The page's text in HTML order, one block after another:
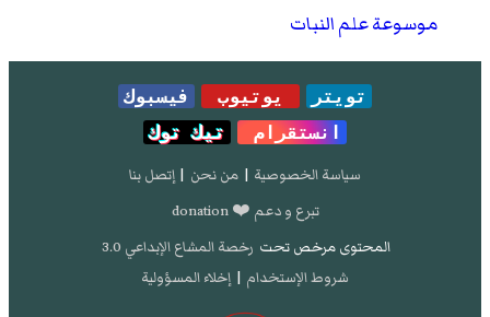
موسوعة علم النبات
تويتر يوتيوب
فيسبوك
انستقرام
تيك توك
سياسة الخصوصية | من نحن | إتصل بنا
تبرع و دعم ❤️ donation
المحتوى مرخص تحت رخصة المشاع الإبداعي 3.0
شروط الإستخدام | إخلاء المسؤولية